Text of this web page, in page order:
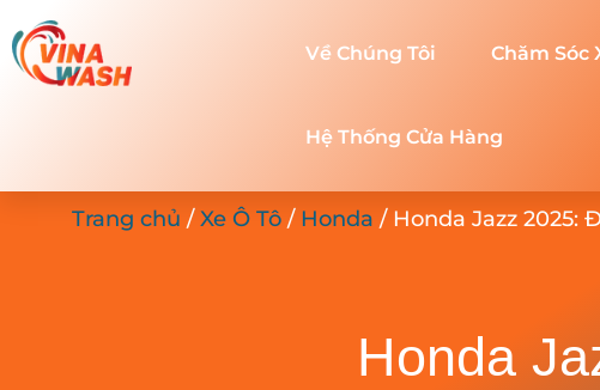
Về Chúng Tôi Chăm Sóc
Hệ Thống Cửa Hàng
Trang chủ /Xe Ô Tô / Honda / Honda Jazz 2025:
Honda